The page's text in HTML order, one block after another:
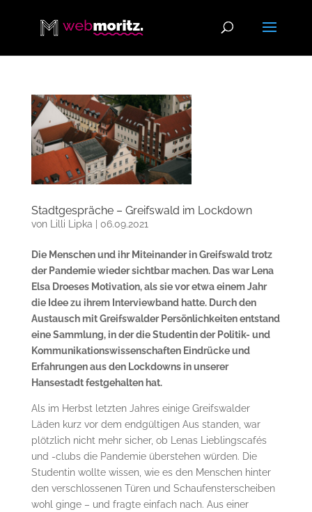
Stadtgespräche – Greifswald im Lockdown
von Lilli Lipka 06.09.2021
Die Menschen und ihr Miteinander in Greifswald trotz
der Pandemie wieder sichtbar machen. Das war Lena
Elsa Droeses Motivation, als sie vor etwa einem Jahr
die Idee zu ihrem Interviewband hatte. Durch den
Austausch mit Greifswalder Persönlichkeiten entstand
eine Sammlung, in der die Studentin der Politik- und
Kommunikationswissenschaften Eindrücke und
Erfahrungen aus den Lockdowns in unserer
Hansestadt festgehalten hat.
Als im Herbst letzten Jahres einige Greifswalder
Läden kurz vor dem endgültigen Aus standen, war
plötzlich nicht mehr sicher, ob Lenas Lieblingscafés
und -clubs die Pandemie überstehen würden. Die
Studentin wollte wissen, wie es den Menschen hinter
den verschlossenen Türen und Schaufensterscheiben
wohl ginge – und fragte einfach nach. Aus einer